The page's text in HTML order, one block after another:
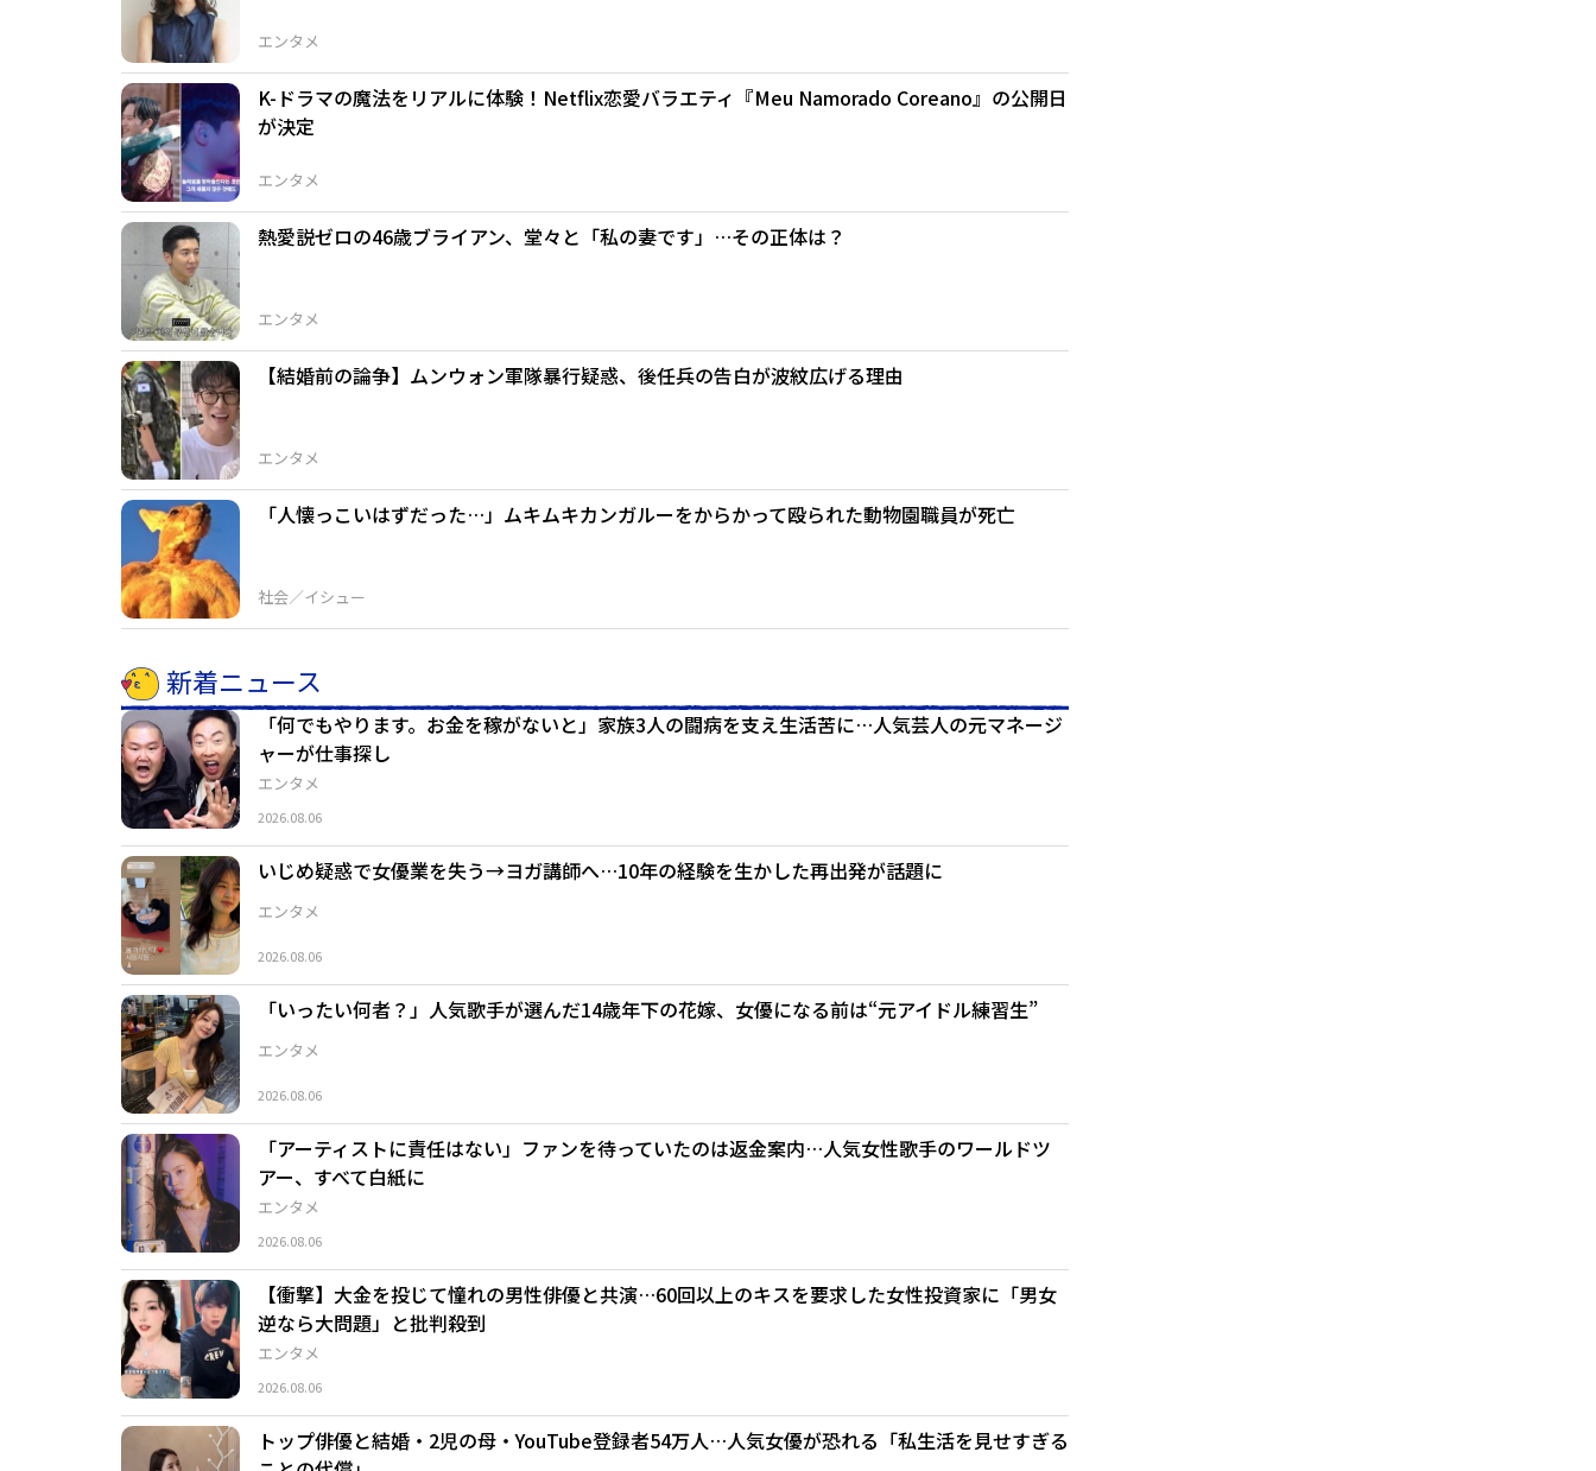
エンタメ
エンタメ
K-ドラマの魔法をリアルに体験！Netflix恋愛バラエティ『Meu Namorado Coreano』の公開日
が決定
エンタメ
熱愛説ゼロの46歳ブライアン、堂々と「私の妻です」…その正体は？
エンタメ
【結婚前の論争】ムンウォン軍隊暴行疑惑、後任兵の告白が波紋広げる理由
社会／イシュー
「人懐っこいはずだった…」ムキムキカンガルーをからかって殴られた動物園職員が死亡
新着ニュース
エンタメ
「何でもやります。お金を稼がないと」家族3人の闘病を支え生活苦に…人気芸人の元マネージ
ャーが仕事探し
2026.08.06
エンタメ
いじめ疑惑で女優業を失う→ヨガ講師へ…10年の経験を生かした再出発が話題に
2026.08.06
エンタメ
「いったい何者？」人気歌手が選んだ14歳年下の花嫁、女優になる前は“元アイドル練習生”
2026.08.06
エンタメ
「アーティストに責任はない」ファンを待っていたのは返金案内…人気女性歌手のワールドツ
アー、すべて白紙に
2026.08.06
エンタメ
【衝撃】大金を投じて憧れの男性俳優と共演…60回以上のキスを要求した女性投資家に「男女
逆なら大問題」と批判殺到
2026.08.06
トップ俳優と結婚・2児の母・YouTube登録者54万人…人気女優が恐れる「私生活を見せすぎる